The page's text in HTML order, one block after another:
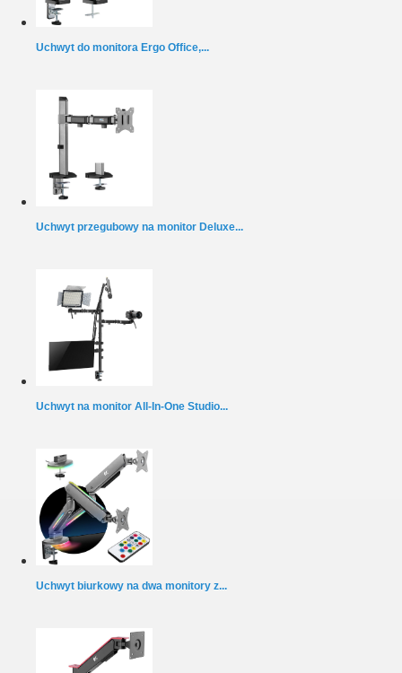
Uchwyt do monitora Ergo Office,...
Uchwyt przegubowy na monitor Deluxe...
Uchwyt na monitor All-In-One Studio...
Uchwyt biurkowy na dwa monitory z...